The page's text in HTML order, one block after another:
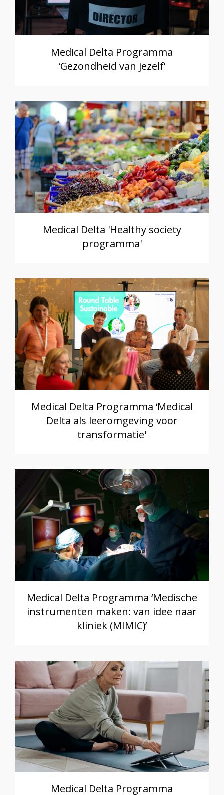
Medical Delta Programma
‘Gezondheid van jezelf’
Medical Delta 'Healthy society
programma'
Medical Delta Programma ‘Medical
Delta als leeromgeving voor
transformatie'
Medical Delta Programma ‘Medische
instrumenten maken: van idee naar
kliniek (MIMIC)’
Medical Delta Programma